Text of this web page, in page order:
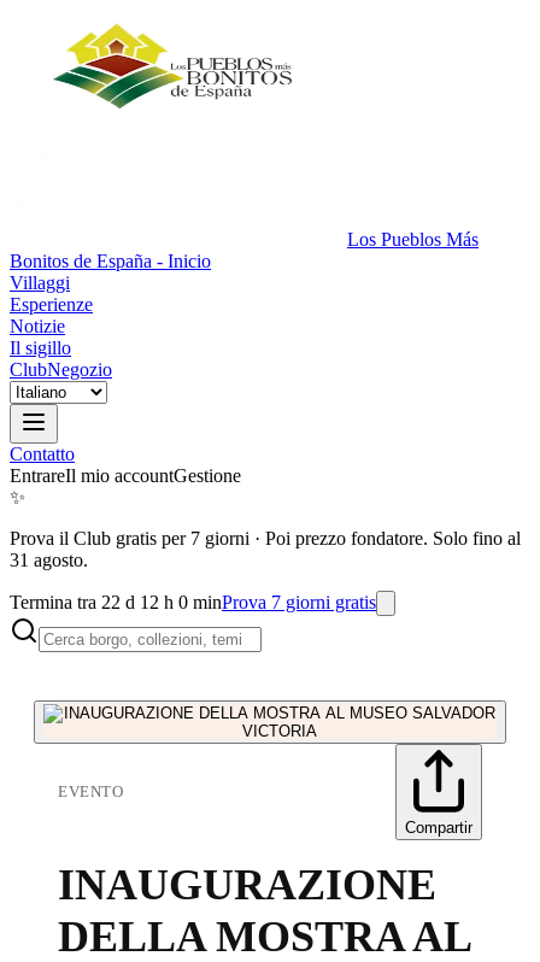
Los Pueblos Más
Bonitos de España - Inicio
Villaggi
Esperienze
Notizie
Il sigillo
ClubNegozio
Contatto
EntrareIl mio accountGestione
✨
Prova il Club gratis per 7 giorni · Poi prezzo fondatore. Solo fino al
31 agosto.
Termina tra 22 d 12 h 0 minProva 7 giorni gratis
EVENTO
Compartir
INAUGURAZIONE
DELLA MOSTRA AL